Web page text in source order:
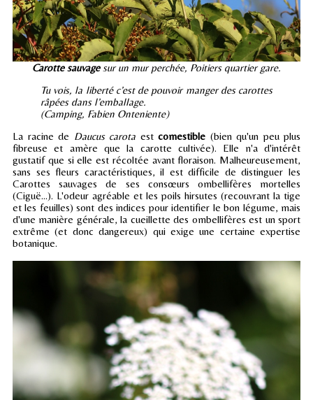
Carotte sauvagesur un mur perchée, Poitiers quartier gare.
Tu vois, la liberté c’est de pouvoir manger des carottes
râpées dans l’emballage.
(Camping, Fabien Onteniente)
La racine de Daucus carota est comestible (bien qu'un peu plus
fibreuse et amère que la carotte cultivée). Elle n'a d'intérêt
gustatif que si elle est récoltée avant floraison. Malheureusement,
sans ses fleurs caractéristiques, il est difficile de distinguer les
Carottes sauvages de ses consœurs ombellifères mortelles
(Ciguë...). L'odeur agréable et les poils hirsutes (recouvrant la tige
et les feuilles) sont des indices pour identifier le bon légume, mais
d'une manière générale, la cueillette des ombellifères est un sport
extrême (et donc dangereux) qui exige une certaine expertise
botanique.